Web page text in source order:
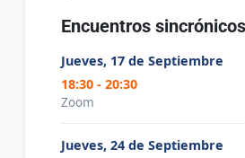
Encuentros sincrónicos
Jueves, 17 de Septiembre
18:30 - 20:30
Zoom
Jueves, 24 de Septiembre